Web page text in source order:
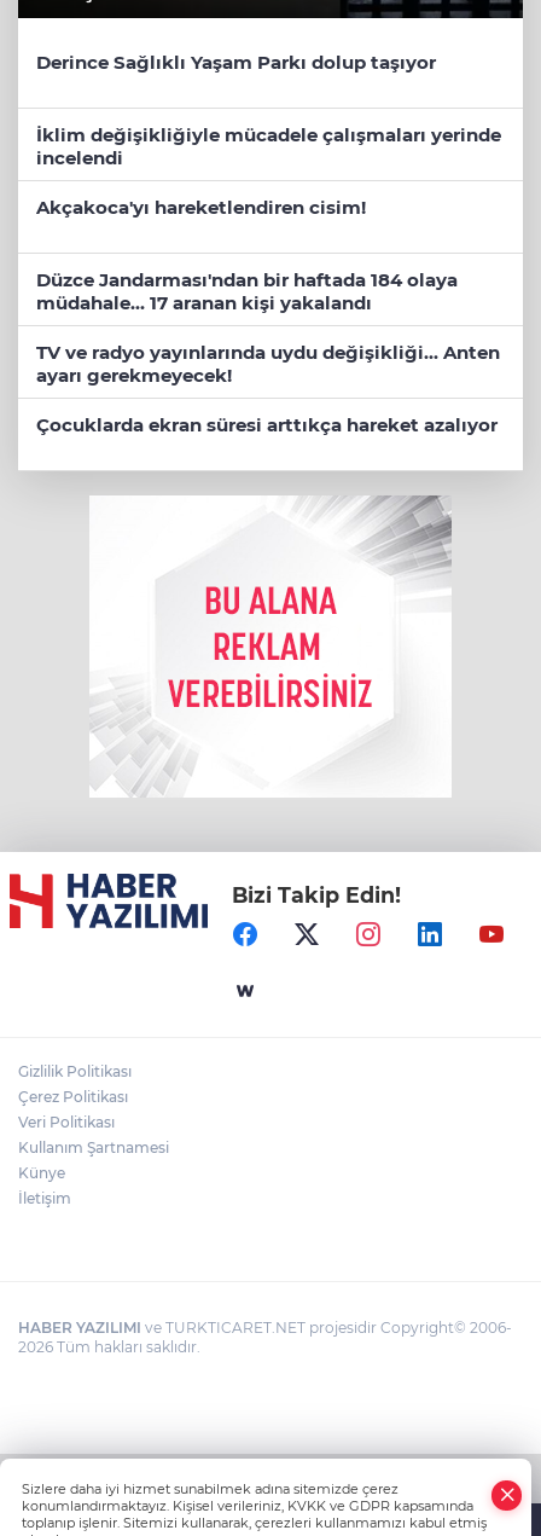
Derince Sağlıklı Yaşam Parkı dolup taşıyor
İklim değişikliğiyle mücadele çalışmaları yerinde
incelendi
Akçakoca'yı hareketlendiren cisim!
Düzce Jandarması'ndan bir haftada 184 olaya
müdahale... 17 aranan kişi yakalandı
TV ve radyo yayınlarında uydu değişikliği... Anten
ayarı gerekmeyecek!
Çocuklarda ekran süresi arttıkça hareket azalıyor
Bizi Takip Edin!
Gizlilik Politikası
Çerez Politikası
Veri Politikası
Kullanım Şartnamesi
Künye
İletişim
HABER YAZILIMI ve TURKTICARET.NET projesidir Copyright© 2006-
2026 Tüm hakları saklıdır.
Sizlere daha iyi hizmet sunabilmek adına sitemizde çerez
konumlandırmaktayız. Kişisel verileriniz, KVKK ve GDPR kapsamında
toplanıp işlenir. Sitemizi kullanarak, çerezleri kullanmamızı kabul etmiş